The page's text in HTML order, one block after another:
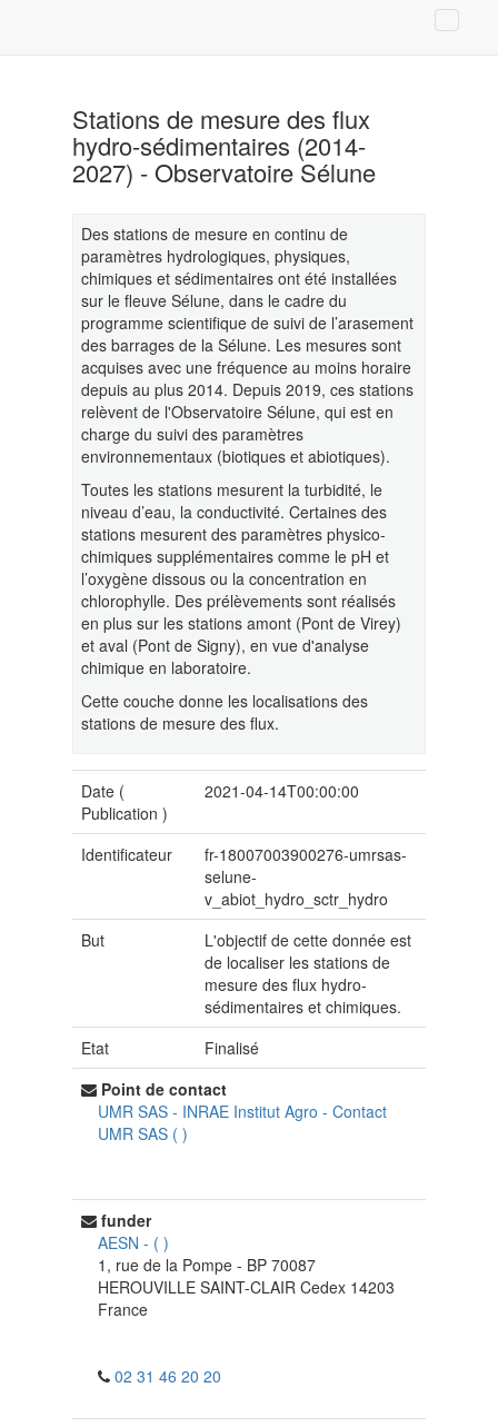
Stations de mesure des flux
hydro-sédimentaires (2014-
2027) - Observatoire Sélune
Des stations de mesure en continu de
paramètres hydrologiques, physiques,
chimiques et sédimentaires ont été installées
sur le fleuve Sélune, dans le cadre du
programme scientifique de suivi de l’arasement
des barrages de la Sélune. Les mesures sont
acquises avec une fréquence au moins horaire
depuis au plus 2014. Depuis 2019, ces stations
relèvent de l'Observatoire Sélune, qui est en
charge du suivi des paramètres
environnementaux (biotiques et abiotiques).
Toutes les stations mesurent la turbidité, le
niveau d’eau, la conductivité. Certaines des
stations mesurent des paramètres physico-
chimiques supplémentaires comme le pH et
l’oxygène dissous ou la concentration en
chlorophylle. Des prélèvements sont réalisés
en plus sur les stations amont (Pont de Virey)
et aval (Pont de Signy), en vue d'analyse
chimique en laboratoire.
Cette couche donne les localisations des
stations de mesure des flux.
Date (
Publication )
2021-04-14T00:00:00
Identificateur
fr-18007003900276-umrsas-
selune-
v_abiot_hydro_sctr_hydro
But
L'objectif de cette donnée est
de localiser les stations de
mesure des flux hydro-
sédimentaires et chimiques.
Etat
Finalisé
Point de contact
UMR SAS - INRAE Institut Agro - Contact
UMR SAS ( )
funder
AESN - ( )
1, rue de la Pompe - BP 70087
HEROUVILLE SAINT-CLAIR Cedex 14203
France
02 31 46 20 20